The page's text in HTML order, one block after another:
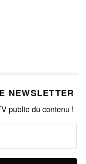
NEWSLETTER
publie du contenu !